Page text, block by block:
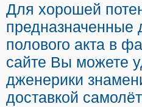
Для хорошей
предназначенные
полового акта в
сайте Вы можете
дженерики
доставкой